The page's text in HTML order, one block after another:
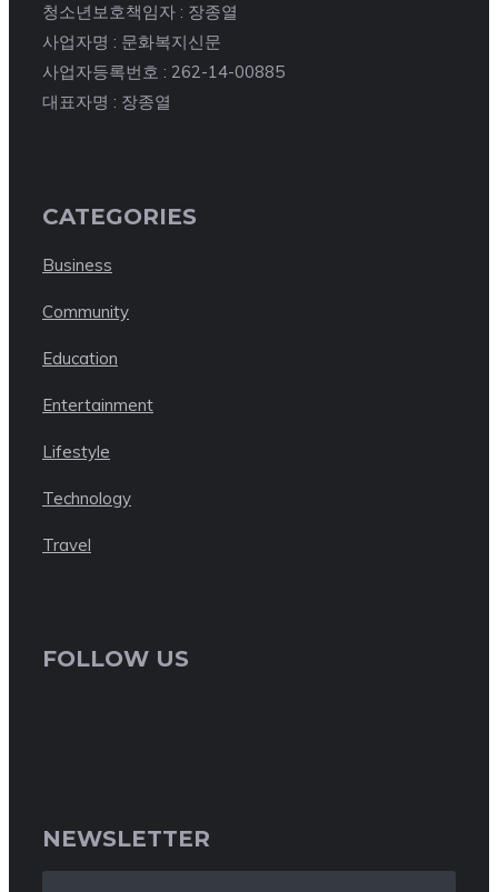
청소년보호책임자 : 장종열
사업자명 : 문화복지신문
사업자등록번호 : 262-14-00885
대표자명 : 장종열
CATEGORIES
Business
Community
Education
Entertainment
Lifestyle
Technology
Travel
FOLLOW US
NEWSLETTER